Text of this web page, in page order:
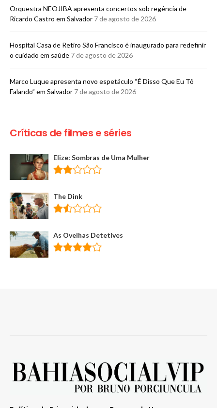
Orquestra NEOJIBA apresenta concertos sob regência de
Ricardo Castro em Salvador 7 de agosto de 2026
Hospital Casa de Retiro São Francisco é inaugurado para redefinir
o cuidado em saúde 7 de agosto de 2026
Marco Luque apresenta novo espetáculo “É Disso Que Eu Tô
Falando” em Salvador 7 de agosto de 2026
Críticas de filmes e séries
Elize: Sombras de Uma Mulher
The Dink
As Ovelhas Detetives